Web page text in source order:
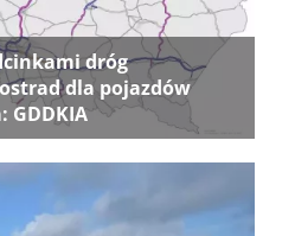
dróg
dla pojazdów
GDDKIA